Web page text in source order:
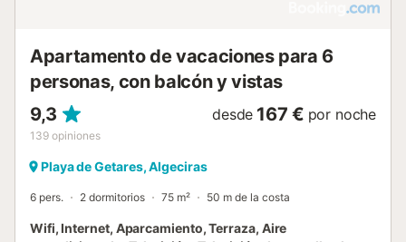
Apartamento de vacaciones para 6
personas, con balcón y vistas
9,3
139 opiniones
desde 167 € por noche
Playa de Getares, Algeciras
6 pers. 2 dormitorios 75 m² 50 m de la costa
Wifi, Internet, Aparcamiento, Terraza, Aire